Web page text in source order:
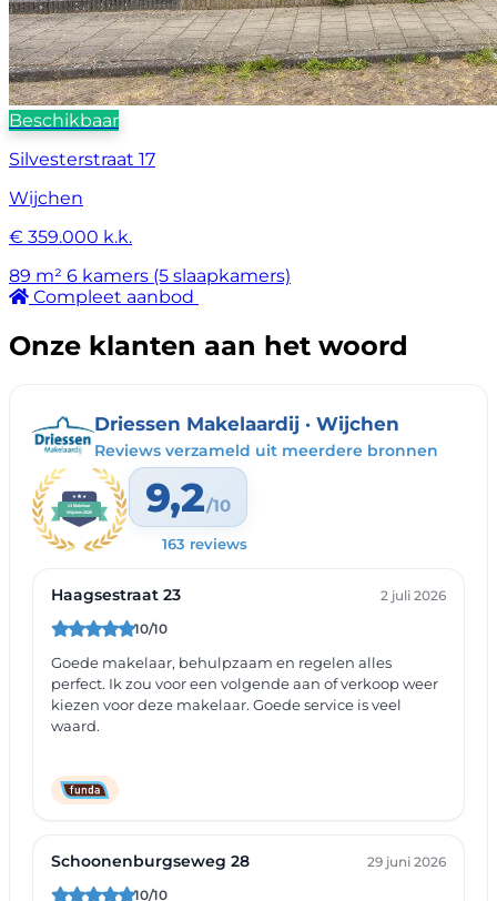
Beschikbaar
Silvesterstraat 17
Wijchen
€ 359.000 k.k.
89 m² 6 kamers (5 slaapkamers)
Compleet aanbod
Onze klanten aan het woord